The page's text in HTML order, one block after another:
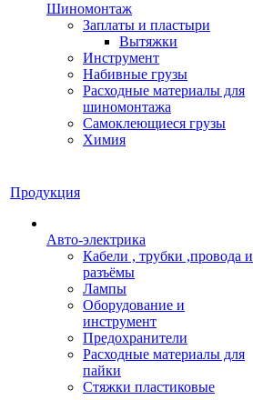
Шиномонтаж
Заплаты и пластыри
Вытяжки
Инструмент
Набивные грузы
Расходные материалы для
шиномонтажа
Самоклеющиеся грузы
Химия
Продукция
Авто-электрика
Кабели , трубки ,провода и
разъёмы
Лампы
Оборудование и
инструмент
Предохранители
Расходные материалы для
пайки
Стяжки пластиковые